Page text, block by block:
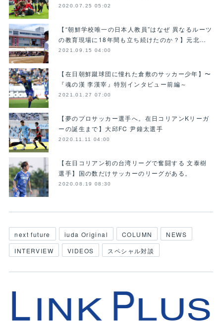
2020.07.25 05:02
【“朝鮮学校唯一の日本人教員”はなぜ 異なるルーツ
の教育現場に18年間も立ち続けたのか？】元北…
2021.09.15 04:00
【在日朝鮮蹴球団に憧れた倉敷のサッカー少年】〜
『魂の漢 李漢宰』特別インタビュー前編～
2021.01.27 07:00
【夢のプロサッカー選手へ。在日コリアンKリーガ
ーの誕生まで】大邱FC 尹鐘太選手
2020.11.11 04:00
【在日コリアン初の台湾リーグで奮闘する 文泰樹
選手】国の数だけサッカーのリーグがある。
2020.08.19 08:30
next future iuda Original COLUMN
NEWS
INTERVIEW
VIDEOS スペシャル対談